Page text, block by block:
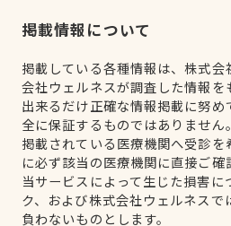
掲載情報について
掲載している各種情報は、株式
会社ウェルネスが調査した情報を
出来るだけ正確な情報掲載に努
全に保証するものではありません。
掲載されている医療機関へ受診
に必ず該当の医療機関に直接ご確
当サービスによって生じた損害に
ク、および株式会社ウェルネス
負わないものとします。